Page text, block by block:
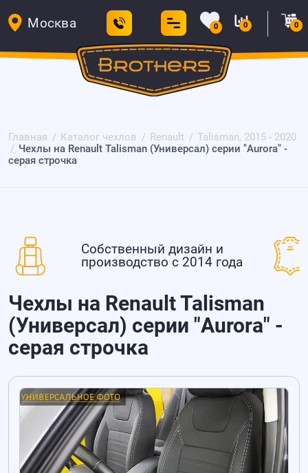
Москва 0 0 0
Главная Каталог чехлов Renault
Talisman, 2015 - 2020
Чехлы на Renault Talisman (Универсал) серии "Aurora" -
серая строчка
Собственный дизайн и
производство с 2014 года
Чехлы на Renault Talisman
(Универсал) серии "Aurora" -
серая строчка